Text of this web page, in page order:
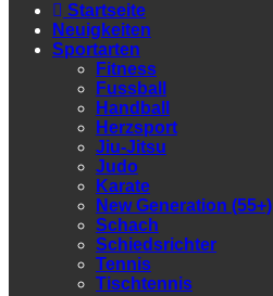
Startseite
Neuigkeiten
Sportarten
Fitness
Fussball
Handball
Herzsport
Jiu-Jitsu
Judo
Karate
New Generation (55+)
Schach
Schiedsrichter
Tennis
Tischtennis